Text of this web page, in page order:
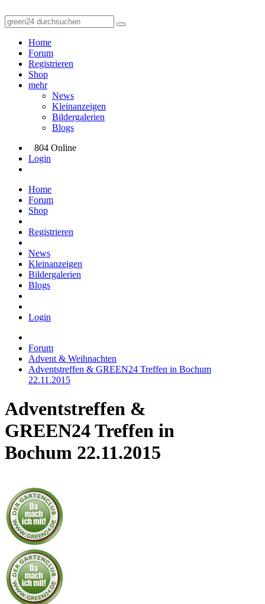
Home
Forum
Registrieren
Shop
mehr
News
Kleinanzeigen
Bildergalerien
Blogs
804 Online
Login
Home
Forum
Shop
Registrieren
News
Kleinanzeigen
Bildergalerien
Blogs
Login
Forum
Advent & Weihnachten
Adventstreffen & GREEN24 Treffen in Bochum
22.11.2015
Adventstreffen &
GREEN24 Treffen in
Bochum 22.11.2015